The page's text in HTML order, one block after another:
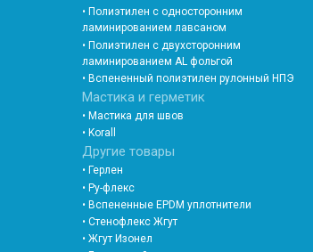
• Полиэтилен с односторонним
ламинированием лавсаном
• Полиэтилен с двухсторонним
ламинированием AL фольгой
• Вспененный полиэтилен рулонный НПЭ
Мастика и герметик
• Мастика для швов
• Korall
Другие товары
• Герлен
• Ру-флекс
• Вспененные EPDM уплотнители
• Стенофлекс Жгут
• Жгут Изонел